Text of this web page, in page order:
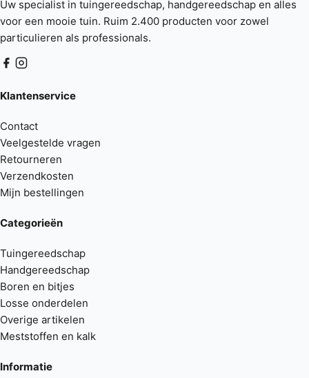
Uw specialist in tuingereedschap, handgereedschap en alles
voor een mooie tuin. Ruim 2.400 producten voor zowel
particulieren als professionals.
Klantenservice
Contact
Veelgestelde vragen
Retourneren
Verzendkosten
Mijn bestellingen
Categorieën
Tuingereedschap
Handgereedschap
Boren en bitjes
Losse onderdelen
Overige artikelen
Meststoffen en kalk
Informatie